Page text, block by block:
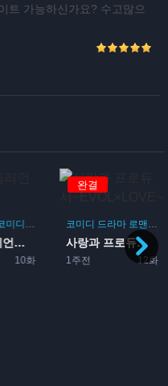
트 가능하신가요? 수고많으
미디 모험
반역성 밀리언아서
10화
완결
코미디 드라마 로맨스
사랑과 프로듀서~EVOL×L...
1주전 12화